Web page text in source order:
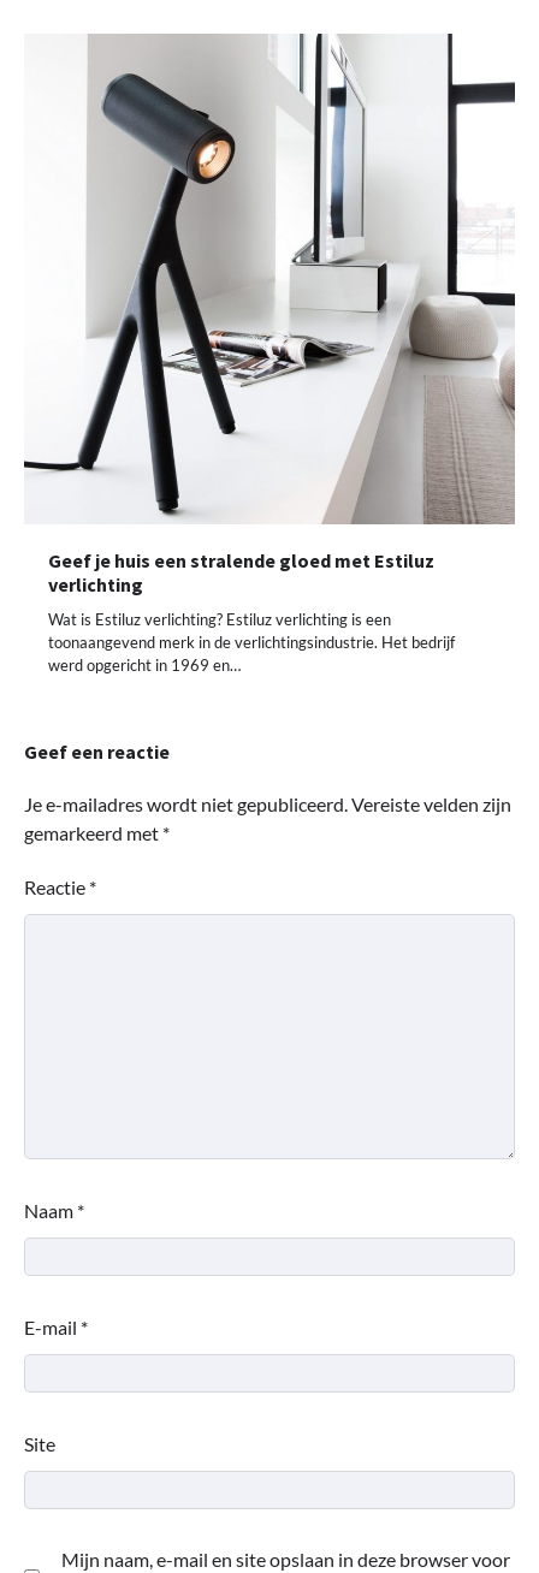
Geef je huis een stralende gloed met Estiluz
verlichting
Wat is Estiluz verlichting? Estiluz verlichting is een
toonaangevend merk in de verlichtingsindustrie. Het bedrijf
werd opgericht in 1969 en…
Geef een reactie
Je e-mailadres wordt niet gepubliceerd.Vereiste velden zijn
gemarkeerd met *
Reactie *
Naam *
E-mail *
Site
Mijn naam, e-mail en site opslaan in deze browser voor